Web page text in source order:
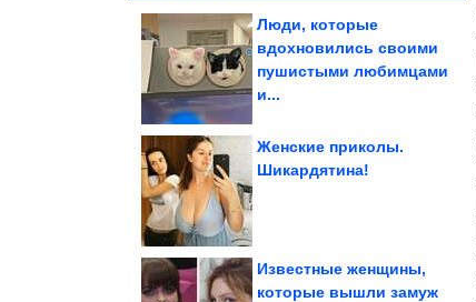
Самые скупые знаки
Люди, которые
вдохновились своими
пушистыми любимцами
и...
Женские приколы.
Шикардятина!
Известные женщины,
которые вышли замуж